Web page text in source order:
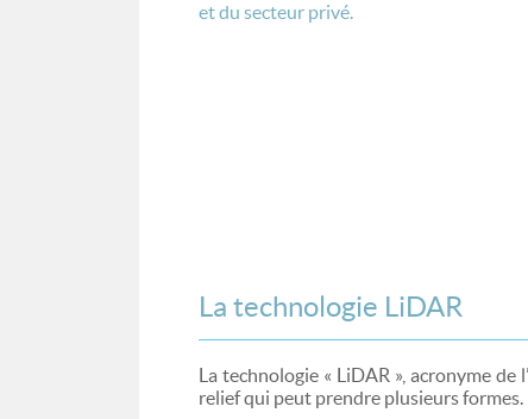
et du secteur privé.
La technologie LiDAR
La technologie « LiDAR », acronyme
relief qui peut prendre plusieurs formes.